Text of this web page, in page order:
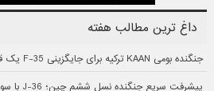
داغ ترین مطالب هفته
جنگنده بومی KAAN ترکیه برای جایگزینی F-35 یک قدم به نخستین پرواز نزدیک‌تر شد
پیشرفت سریع جنگنده نسل ششم چین؛ J-36 با سومین طراحی متفاوت ظاهر شد